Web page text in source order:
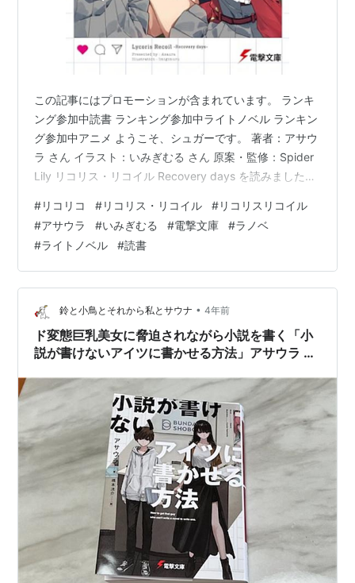
この記事にはプロモーションが含まれています。 ランキ
ング参加中読書 ランキング参加中ライトノベル ランキン
グ参加中アニメ ようこそ、シュガーです。 著者：アサウ
ラ さん イラスト：いみぎむる さん 原案・監修：Spider
Lily リコリス・リコイル Recovery days を読みました。
Recovery days (電撃文庫) 作者:アサウラ KADOKAWA
Amazon 大人気アニメ「リコリス・リコイル」新ノベル
シリーズ第2弾! またリコリコのみんなが見られて嬉しか
ったです! さっそく感想、レビューを書いて行きま…
#リコリコ #リコリス・リコイル #リコリスリコイル
#アサウラ #いみぎむる #電撃文庫 #ラノベ
#ライトノベル #読書
鈴と小鳥とそれから私とサウナ • 4年前
ド変態巨乳美女に脅迫されながら小説を書く「小
説が書けないアイツに書かせる方法」アサウラ 感